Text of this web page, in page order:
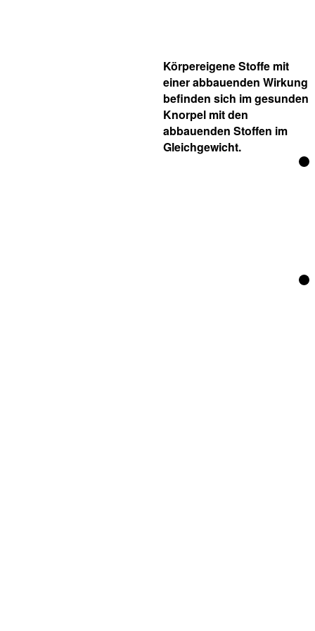
Körpereigene Stoffe mit
einer abbauenden Wirkung
befinden sich im gesunden
Knorpel mit den
abbauenden Stoffen im
Gleichgewicht.